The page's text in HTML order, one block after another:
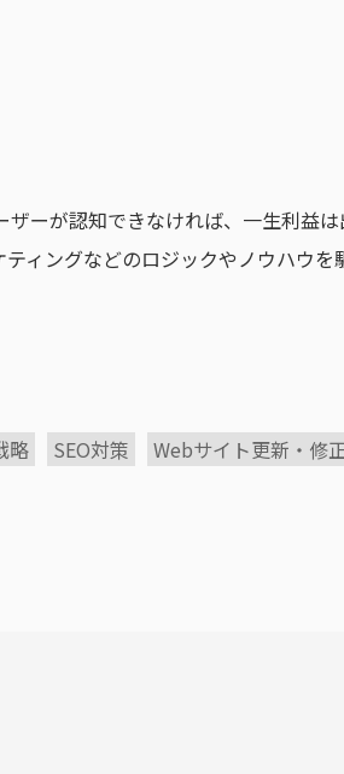
ーが認知できなければ、一生利益
ィングなどのロジックやノウハウを
略 SEO対策 Webサイト更新・修